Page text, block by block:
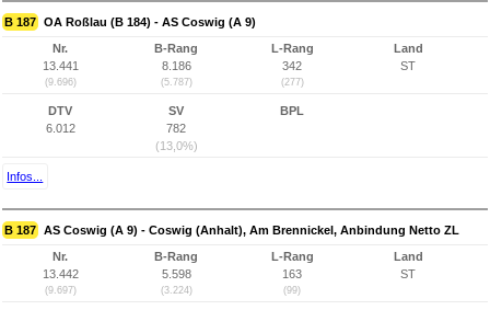
B 187 OA Roßlau (B 184) - AS Coswig (A 9)
Nr.
13.441
(9.696)
B-Rang
8.186
(5.787)
L-Rang
342
(277)
Land
ST
DTV
6.012
SV
782
(13,0%)
BPL
Infos...
B 187 AS Coswig (A 9) - Coswig (Anhalt), Am Brennickel, Anbindung Netto ZL
Nr.
13.442
(9.697)
B-Rang
5.598
(3.224)
L-Rang
163
(99)
Land
ST